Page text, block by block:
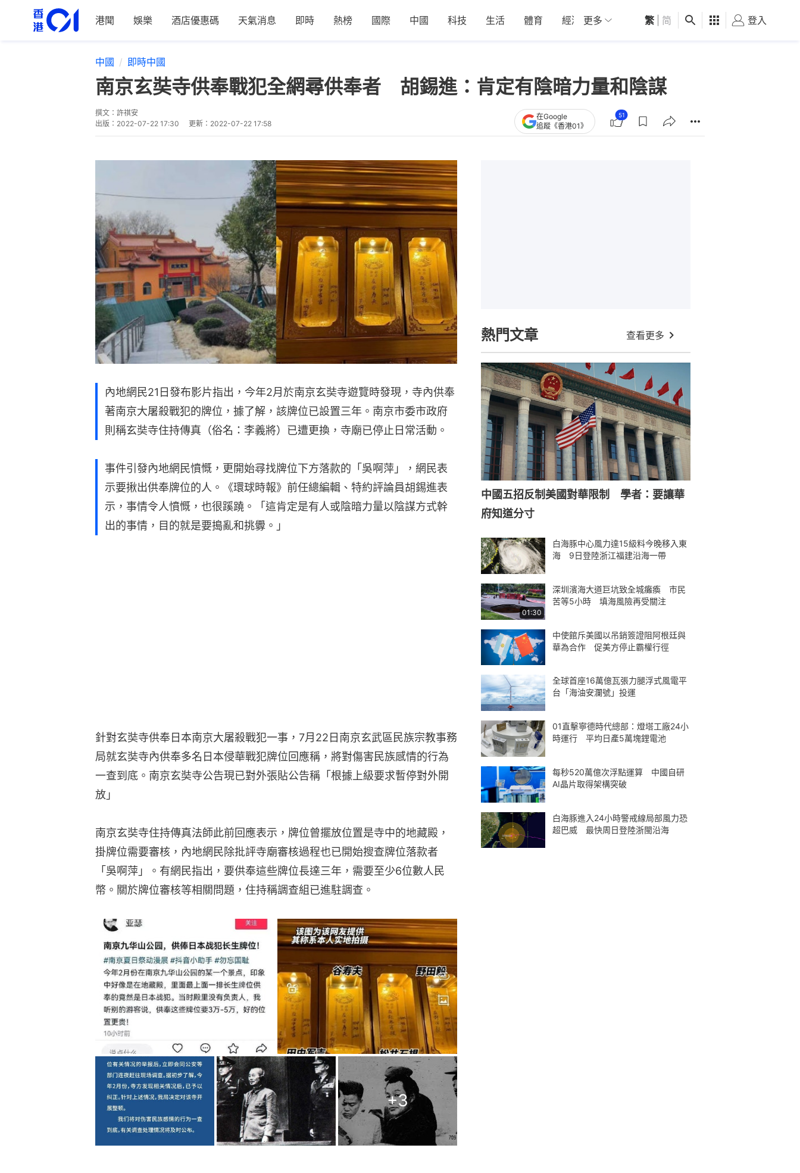
港聞 娛樂 酒店優惠碼 天氣消息 即時 熱榜 國際 中國 科技 生活 體育 經濟 01深圳 觀點 健康 好食玩飛
更多 繁 简 登入
中國 即時中國
南京玄奘寺供奉戰犯全網尋供奉者 胡錫進：肯定有陰暗力量和陰謀
撰文： 許祺安
出版： 2022-07-22 17:30 更新： 2022-07-22 17:58
在Google
追蹤《香港01》
51
內地網民21日發布影片指出，今年2月於南京玄奘寺遊覽時發現，寺內供奉
著南京大屠殺戰犯的牌位，據了解，該牌位已設置三年。南京市委市政府
則稱玄奘寺住持傳真（俗名：李義將）已遭更換，寺廟已停止日常活動。
事件引發內地網民憤慨，更開始尋找牌位下方落款的「吳啊萍」，網民表
示要揪出供奉牌位的人。《環球時報》前任總編輯、特約評論員胡錫進表
示，事情令人憤慨，也很蹊蹺。「這肯定是有人或陰暗力量以陰謀方式幹
出的事情，目的就是要搗亂和挑釁。」
針對玄奘寺供奉日本南京大屠殺戰犯一事，7月22日南京玄武區民族宗教事務
局就玄奘寺內供奉多名日本侵華戰犯牌位回應稱，將對傷害民族感情的行為
一查到底。南京玄奘寺公告現已對外張貼公告稱「根據上級要求暫停對外開
放」
南京玄奘寺住持傳真法師此前回應表示，牌位曾擺放位置是寺中的地藏殿，
掛牌位需要審核，內地網民除批評寺廟審核過程也已開始搜查牌位落款者
「吳啊萍」。有網民指出，要供奉這些牌位長達三年，需要至少6位數人民
幣。關於牌位審核等相關問題，住持稱調查組已進駐調查。
+3
熱門文章 查看更多
中國五招反制美國對華限制 學者：要讓華
府知道分寸
白海豚中心風力達15級料今晚移入東
海 9日登陸浙江福建沿海一帶
01:30
深圳濱海大道巨坑致全城癱瘓 市民
苦等5小時 填海風險再受關注
中使館斥美國以吊銷簽證阻阿根廷與
華為合作 促美方停止霸權行徑
全球首座16萬億瓦張力腿浮式風電平
台「海油安瀾號」投運
01直擊寧德時代總部：燈塔工廠24小
時運行 平均日產5萬塊鋰電池
每秒520萬億次浮點運算 中國自研
AI晶片取得架構突破
白海豚進入24小時警戒線局部風力恐
超巴威 最快周日登陸浙閩沿海